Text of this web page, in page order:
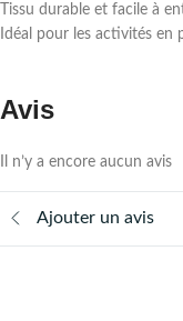
Tissu durable et facile à
Idéal pour les activités en
Avis
Il n’y a encore aucun avis
Ajouter un avis